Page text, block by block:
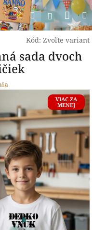
Hľadať
Kód: Zvoľte variant
sada dvoch
VIAC ZA
MENEJ